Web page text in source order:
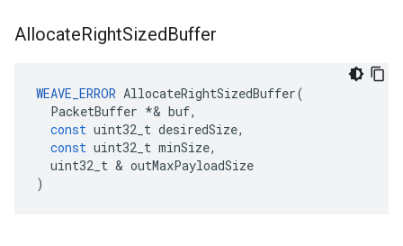
AllocateRightSizedBuffer
WEAVE_ERROR AllocateRightSizedBuffer(
PacketBuffer *& buf,
const uint32_t desiredSize,
const uint32_t minSize,
uint32_t & outMaxPayloadSize
)